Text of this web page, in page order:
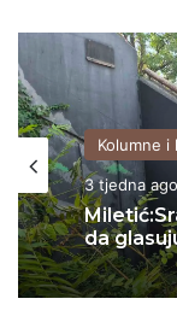
Kolumne i
3 tjedna ago
da
Kolumne i
06/07/2026